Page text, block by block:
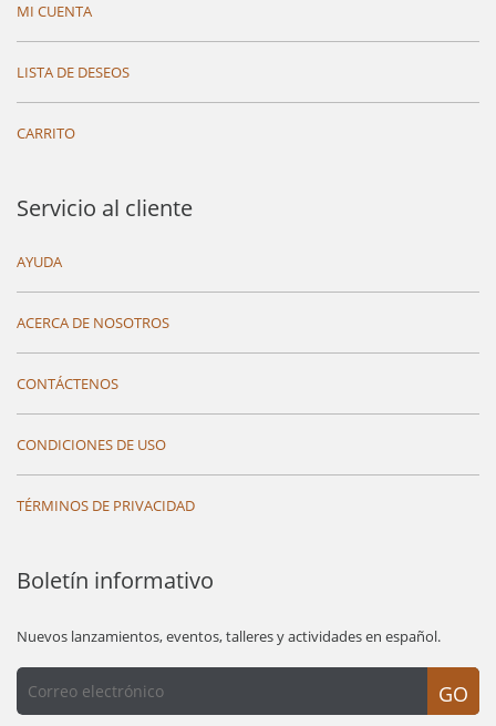
MI CUENTA
LISTA DE DESEOS
CARRITO
Servicio al cliente
AYUDA
ACERCA DE NOSOTROS
CONTÁCTENOS
CONDICIONES DE USO
TÉRMINOS DE PRIVACIDAD
Boletín informativo
Nuevos lanzamientos, eventos, talleres y actividades en español.
GO